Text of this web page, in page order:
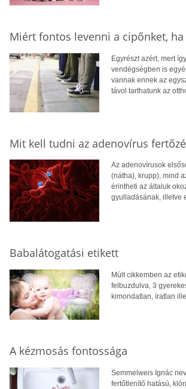
Miért fontos levenni a cipőnket,
Egyrészt azért, mert
vendégségben is
vannak ennek az
távol tarthatunk az
Mit kell tudni az adenovírus
Az adenovírusok
(nátha), krupp), mind
érintheti az általuk
gyulladásának, illetve
Babalátogatási etikett
Múlt cikkemben az
felbuzdulva, 3
kimondatlan, íratlan
A kézmosás fontossága
Semmelweis Ignác
fertőtlenítő hatású,